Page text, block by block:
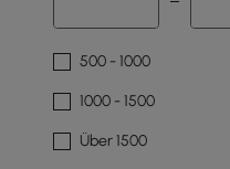
500 - 1000
1000 - 1500
Über 1500